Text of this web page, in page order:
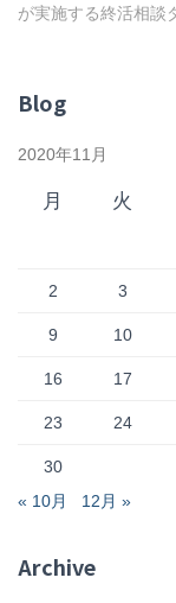
が実施する終活相談
Blog
2020年11月
月 火
2 3
9 10
16 17
23 24
30
« 10月
12月 »
Archive